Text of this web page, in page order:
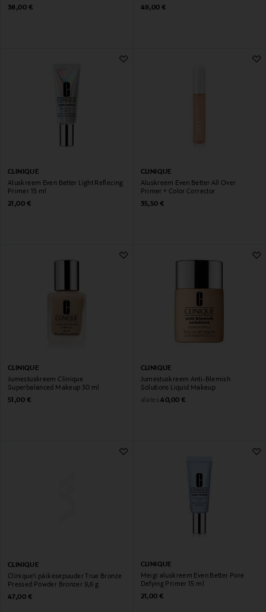
Original Price
38,00 €
Original Price
49,00 €
CLINIQUE
Aluskreem Even Better Light Reflecing
Primer 15 ml
Original Price
21,00 €
CLINIQUE
Aluskreem Even Better All Over
Primer + Color Corrector
Original Price
35,50 €
CLINIQUE
Jumestuskreem Clinique
Superbalanced Makeup 30 ml
Original Price
51,00 €
CLINIQUE
Jumestuskreem Anti-Blemish
Solutions Liquid Makeup
alates Original Price
40,00 €
CLINIQUE
Clinique'i päikesepuuder True Bronze
Pressed Powder Bronzer 9,6 g
Original Price
47,00 €
CLINIQUE
Meigi aluskreem Even Better Pore
Defying Primer 15 ml
Original Price
21,00 €